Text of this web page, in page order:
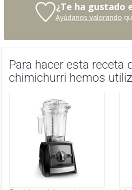
¿Te ha gustado
Ayúdanos valorando
Para hacer esta receta
chimichurri hemos